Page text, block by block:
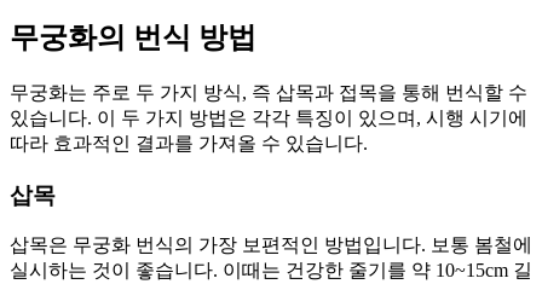
무궁화의 번식 방법
무궁화는 주로 두 가지 방식, 즉 삽목과 접목을 통해 번식할 수
있습니다. 이 두 가지 방법은 각각 특징이 있으며, 시행 시기에
따라 효과적인 결과를 가져올 수 있습니다.
삽목
삽목은 무궁화 번식의 가장 보편적인 방법입니다. 보통 봄철에
실시하는 것이 좋습니다. 이때는 건강한 줄기를 약 10~15cm 길